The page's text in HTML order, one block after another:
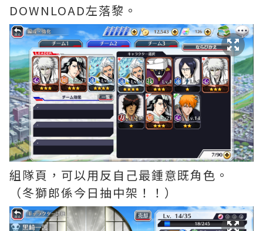
DOWNLOAD左落黎。
組隊頁，可以用反自己最鍾意既角色。
（冬獅郎係今日抽中架！！）